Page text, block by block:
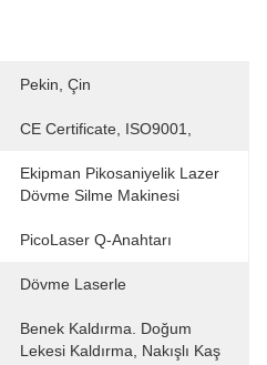
Pekin, Çin
CE Certificate, ISO9001,
Ekipman Pikosaniyelik Lazer
Dövme Silme Makinesi
PicoLaser Q-Anahtarı
Dövme Laserle
Benek Kaldırma. Doğum
Lekesi Kaldırma, Nakışlı Kaş